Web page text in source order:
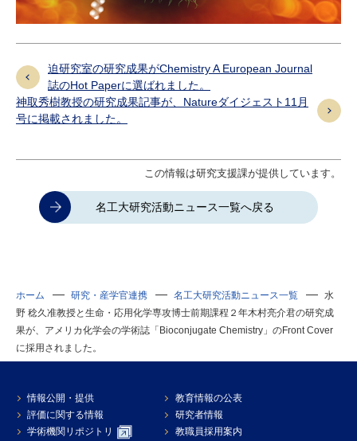
迫研究室の研究成果がChemistry A European Journal
誌のHot Paperに選ばれました。
神取秀樹教授の研究成果記事が、Natureダイジェスト11月
号に掲載されました。
この情報は研究支援課が提供しています。
名工大研究活動ニュース一覧へ戻る
ホーム 研究・産学官連携 名工大研究活動ニュース一覧
水
野 稔久准教授と生命・応用化学専攻博士前期課程２年木村亮介君の研究成
果が、アメリカ化学会の学術誌「Bioconjugate Chemistry」のFront Cover
に採用されました。
情報公開・提供
教育情報の公表
評価に関する情報
研究者情報
学術機関リポジトリ
教職員採用案内